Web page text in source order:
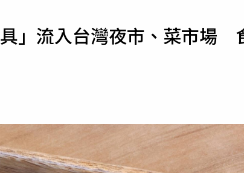
運勢
」流入台灣夜市、菜市場